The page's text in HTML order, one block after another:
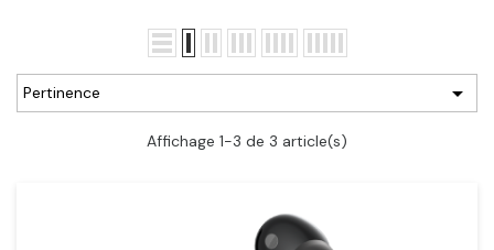
Pertinence 
Affichage 1-3 de 3 article(s)